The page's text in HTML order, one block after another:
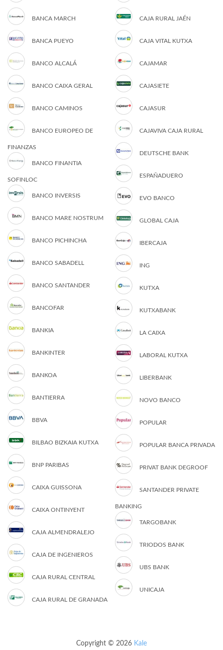
BANCA MARCH
BANCA PUEYO
BANCO ALCALÁ
BANCO CAIXA GERAL
BANCO CAMINOS
BANCO EUROPEO DE
FINANZAS
BANCO FINANTIA
SOFINLOC
BANCO INVERSIS
BANCO MARE NOSTRUM
BANCO PICHINCHA
BANCO SABADELL
BANCO SANTANDER
BANCOFAR
BANKIA
BANKINTER
BANKOA
BANTIERRA
BBVA
BILBAO BIZKAIA KUTXA
BNP PARIBAS
CAIXA GUISSONA
CAIXA ONTINYENT
CAJA ALMENDRALEJO
CAJA DE INGENIEROS
CAJA RURAL CENTRAL
CAJA RURAL DE GRANADA
CAJA RURAL JAÉN
CAJA VITAL KUTXA
CAJAMAR
CAJASIETE
CAJASUR
CAJAVIVA CAJA RURAL
DEUTSCHE BANK
ESPAÑADUERO
EVO BANCO
GLOBAL CAJA
IBERCAJA
ING
KUTXA
KUTXABANK
LA CAIXA
LABORAL KUTXA
LIBERBANK
NOVO BANCO
POPULAR
POPULAR BANCA PRIVADA
PRIVAT BANK DEGROOF
SANTANDER PRIVATE
BANKING
TARGOBANK
TRIODOS BANK
UBS BANK
UNICAJA
Copyright © 2026 Kale